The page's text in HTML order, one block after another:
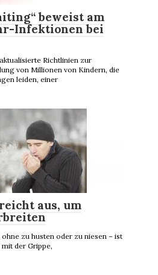
beweist am
Infektionen bei
Richtlinien zur
von Millionen von Kindern, die
leiden, einer
aus, um
zu husten oder zu niesen – ist
der Grippe,